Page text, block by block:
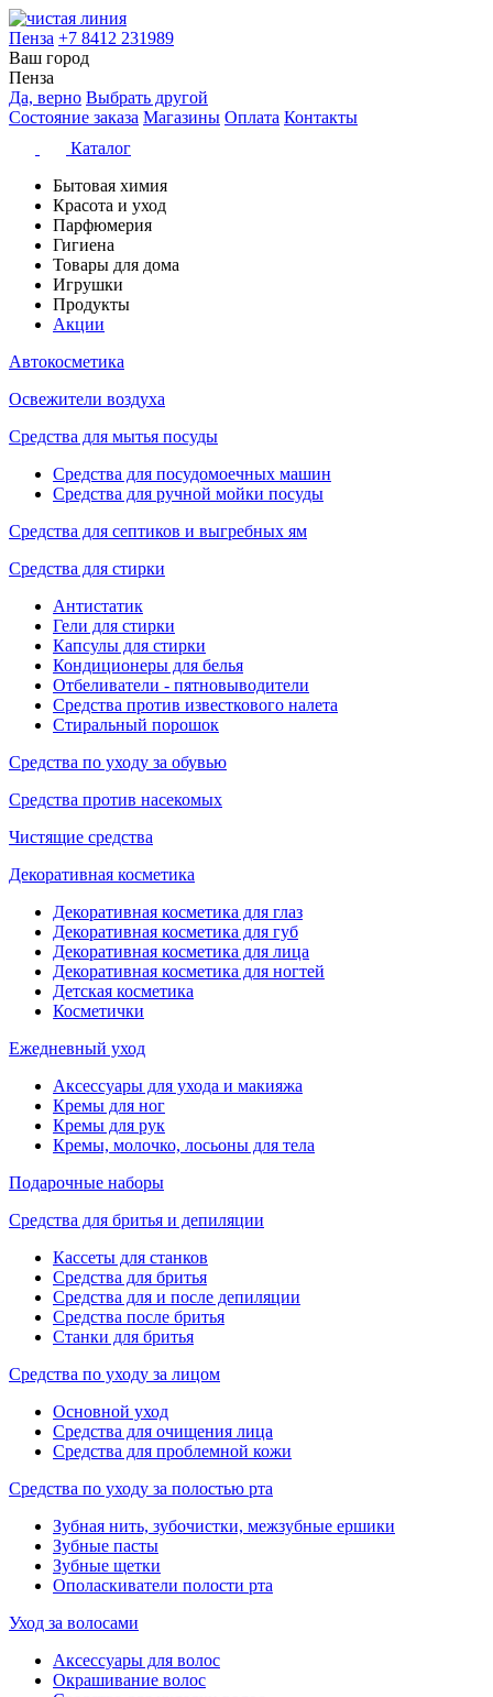
Пенза +7 8412 231989
Ваш город
Пенза
Да, верно Выбрать другой
Состояние заказа Магазины Оплата Контакты
Каталог
Бытовая химия
Красота и уход
Парфюмерия
Гигиена
Товары для дома
Игрушки
Продукты
Акции
Автокосметика
Освежители воздуха
Средства для мытья посуды
Средства для посудомоечных машин
Средства для ручной мойки посуды
Средства для септиков и выгребных ям
Средства для стирки
Антистатик
Гели для стирки
Капсулы для стирки
Кондиционеры для белья
Отбеливатели - пятновыводители
Средства против известкового налета
Стиральный порошок
Средства по уходу за обувью
Средства против насекомых
Чистящие средства
Декоративная косметика
Декоративная косметика для глаз
Декоративная косметика для губ
Декоративная косметика для лица
Декоративная косметика для ногтей
Детская косметика
Косметички
Ежедневный уход
Аксессуары для ухода и макияжа
Кремы для ног
Кремы для рук
Кремы, молочко, лосьоны для тела
Подарочные наборы
Средства для бритья и депиляции
Кассеты для станков
Средства для бритья
Средства для и после депиляции
Средства после бритья
Станки для бритья
Средства по уходу за лицом
Основной уход
Средства для очищения лица
Средства для проблемной кожи
Средства по уходу за полостью рта
Зубная нить, зубочистки, межзубные ершики
Зубные пасты
Зубные щетки
Ополаскиватели полости рта
Уход за волосами
Аксессуары для волос
Окрашивание волос